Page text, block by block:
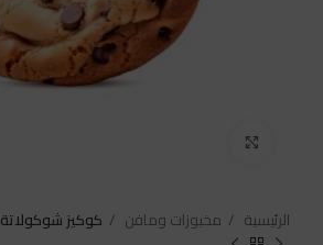
الرئيسية مخبوزات ومافن كوكيز شوكولاتة